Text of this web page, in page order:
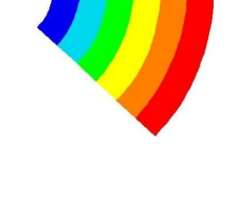
ont remporté une large victoire,
sortant, Viktor Orban,…